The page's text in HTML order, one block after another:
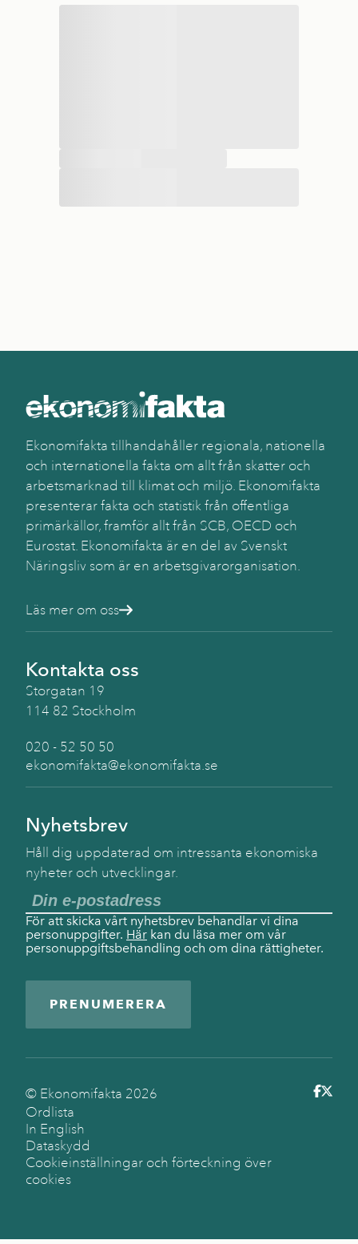
Ekonomifakta tillhandahåller regionala, nationella
och internationella fakta om allt från skatter och
arbetsmarknad till klimat och miljö. Ekonomifakta
presenterar fakta och statistik från offentliga
primärkällor, framför allt från SCB, OECD och
Eurostat. Ekonomifakta är en del av Svenskt
Näringsliv som är en arbetsgivarorganisation.
Läs mer om oss
Kontakta oss
Storgatan 19
114 82 Stockholm
020 - 52 50 50
ekonomifakta@ekonomifakta.se
Nyhetsbrev
Håll dig uppdaterad om intressanta ekonomiska
nyheter och utvecklingar.
För att skicka vårt nyhetsbrev behandlar vi dina
personuppgifter. Här kan du läsa mer om vår
personuppgiftsbehandling och om dina rättigheter.
PRENUMERERA
© Ekonomifakta 2026
Ordlista
In English
Dataskydd
Cookieinställningar och förteckning över
cookies